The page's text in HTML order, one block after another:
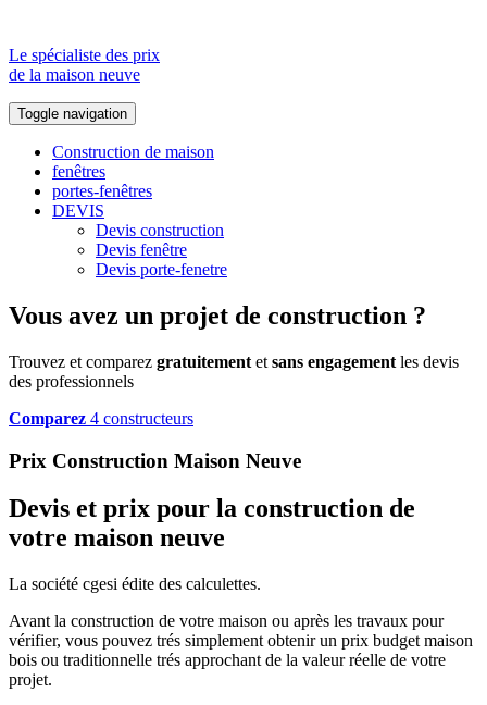
Le spécialiste des prix
de la maison neuve
Toggle navigation
Construction de maison
fenêtres
portes-fenêtres
DEVIS
Devis construction
Devis fenêtre
Devis porte-fenetre
Vous avez un projet de construction ?
Trouvez et comparez gratuitement et sans engagement les devis
des professionnels
Comparez 4 constructeurs
Prix Construction Maison Neuve
Devis et prix pour la construction de
votre maison neuve
La société cgesi édite des calculettes.
Avant la construction de votre maison ou après les travaux pour
vérifier, vous pouvez trés simplement obtenir un prix budget maison
bois ou traditionnelle trés approchant de la valeur réelle de votre
projet.